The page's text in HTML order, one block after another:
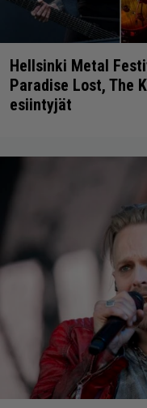
Hellsinki Metal
Paradise Lost, The
esiintyjät